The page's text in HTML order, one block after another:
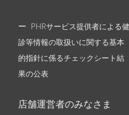
PHRサービス提供者による健
診等情報の取扱いに関する基本
的指針に係るチェックシート結
果の公表
店舗運営者のみなさま